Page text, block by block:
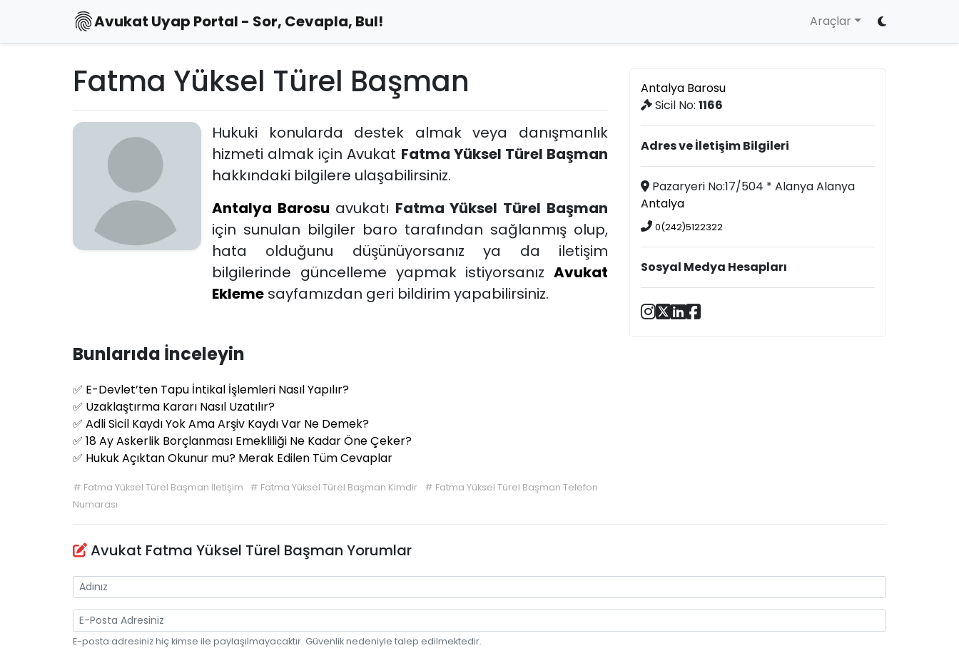
Avukat Uyap Portal - Sor, Cevapla, Bul! Araçlar
Fatma Yüksel Türel Başman
Hukuki konularda destek almak veya danışmanlık
hizmeti almak için Avukat Fatma Yüksel Türel Başman
hakkındaki bilgilere ulaşabilirsiniz.
Antalya Barosu avukatı Fatma Yüksel Türel Başman
için sunulan bilgiler baro tarafından sağlanmış olup,
hata olduğunu düşünüyorsanız ya da iletişim
bilgilerinde güncelleme yapmak istiyorsanız Avukat
Ekleme sayfamızdan geri bildirim yapabilirsiniz.
Bunlarıda İnceleyin
✅ E-Devlet’ten Tapu İntikal İşlemleri Nasıl Yapılır?
✅ Uzaklaştırma Kararı Nasıl Uzatılır?
✅ Adli Sicil Kaydı Yok Ama Arşiv Kaydı Var Ne Demek?
✅ 18 Ay Askerlik Borçlanması Emekliliği Ne Kadar Öne Çeker?
✅ Hukuk Açıktan Okunur mu? Merak Edilen Tüm Cevaplar
# Fatma Yüksel Türel Başman İletişim # Fatma Yüksel Türel Başman Kimdir # Fatma Yüksel Türel Başman Telefon
Numarası
Antalya Barosu
Sicil No:1166
Adres ve İletişim Bilgileri
Pazaryeri No:17/504 * Alanya Alanya
Antalya
0(242)5122322
Sosyal Medya Hesapları
Avukat Fatma Yüksel Türel Başman Yorumlar
E-posta adresiniz hiç kimse ile paylaşılmayacaktır. Güvenlik nedeniyle talep edilmektedir.